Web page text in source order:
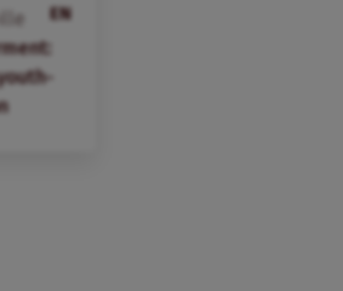
EN